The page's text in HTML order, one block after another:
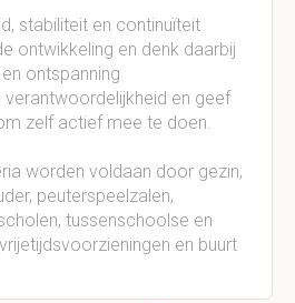
stabiliteit en continuïteit
ontwikkeling en denk daarbij
ontspanning
verantwoordelijkheid en geef
zelf actief mee te doen.
worden voldaan door gezin,
peuterspeelzalen,
tussenschoolse en
en buurt